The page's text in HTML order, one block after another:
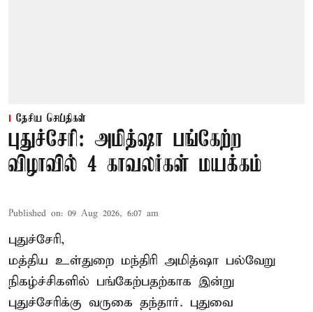
தேசிய செய்திகள்
புதுச்சேரி: அமித்ஷா பங்கேற்ற
விழாவில் 4 காவலர்கள் மயக்கம்
Published on: 09 Aug 2026, 6:07 am
புதுச்சேரி,
மத்திய உள்துறை மந்திரி அமித்ஷா பல்வேறு
நிகழ்ச்சிகளில் பங்கேற்பதற்காக இன்று
புதுச்சேரிக்கு வருகை தந்தார். புதுவை